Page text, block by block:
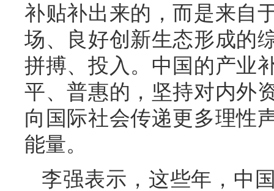
补贴补出来的，而是来自
场、良好创新生态形成的
拼搏、投入。中国的产业
平、普惠的，坚持对内外
向国际社会传递更多理性
能量。
李强表示，这些年，中